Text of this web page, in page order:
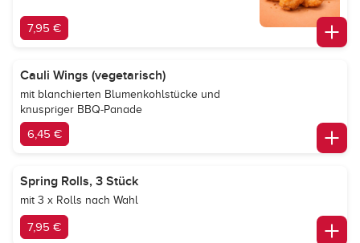
7,95 €
Cauli Wings (vegetarisch)
mit blanchierten Blumenkohlstücke und
knuspriger BBQ-Panade
6,45 €
Spring Rolls, 3 Stück
mit 3 x Rolls nach Wahl
7,95 €